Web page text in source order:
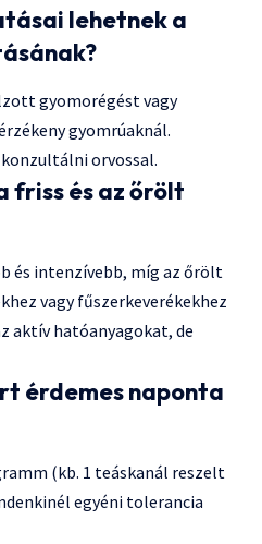
lehetnek a
gyomorégést vagy
gyomrúaknál.
orvossal.
friss és az őrölt
és intenzívebb, míg az őrölt
vagy fűszerkeverékekhez
aktív hatóanyagokat, de
érdemes naponta
(kb. 1 teáskanál reszelt
egyéni tolerancia